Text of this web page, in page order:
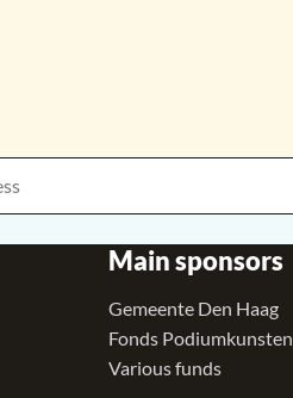
Main sponsors
Gemeente Den Haag
Fonds Podiumkunsten
Various funds